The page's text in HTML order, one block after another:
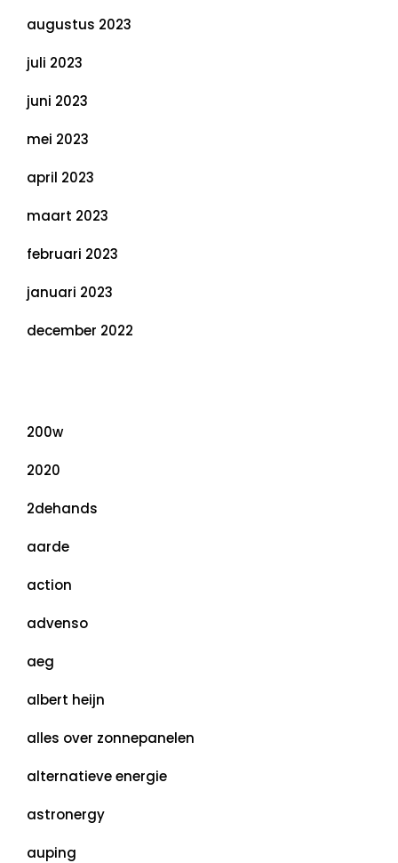
augustus 2023
juli 2023
juni 2023
mei 2023
april 2023
maart 2023
februari 2023
januari 2023
december 2022
200w
2020
2dehands
aarde
action
advenso
aeg
albert heijn
alles over zonnepanelen
alternatieve energie
astronergy
auping